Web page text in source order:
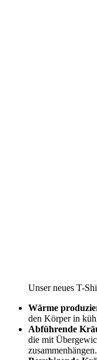
Unser neues T-
Wärme
den Körper in
Abführende
die ⁢mit‍
zusammenhängen.